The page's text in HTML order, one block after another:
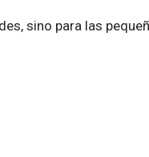
sino para las